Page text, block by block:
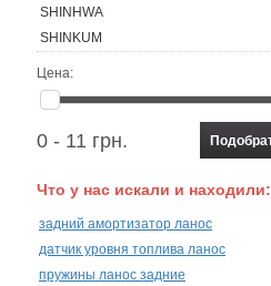
SHINHWA
SHINKUM
Корея
Цена:
0 - 11 грн.
Что у нас искали и находили:
задний амортизатор ланос
датчик уровня топлива ланос
пружины ланос задние